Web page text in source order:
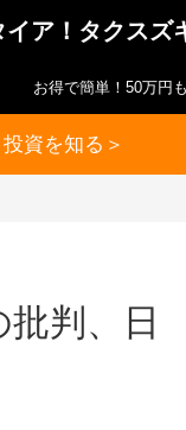
ア！タクスズ
お得で簡単！50万円
資を知る＞
判、日